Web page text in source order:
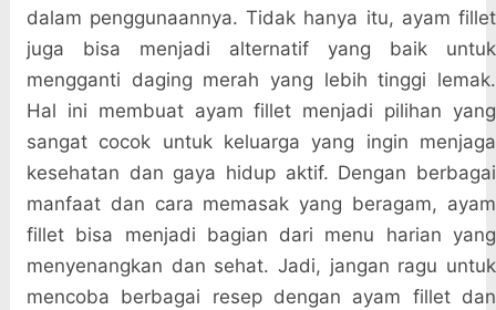
dalam penggunaannya. Tidak hanya itu, ayam fillet
juga bisa menjadi alternatif yang baik untuk
mengganti daging merah yang lebih tinggi lemak.
Hal ini membuat ayam fillet menjadi pilihan yang
sangat cocok untuk keluarga yang ingin menjaga
kesehatan dan gaya hidup aktif. Dengan berbagai
manfaat dan cara memasak yang beragam, ayam
fillet bisa menjadi bagian dari menu harian yang
menyenangkan dan sehat. Jadi, jangan ragu untuk
mencoba berbagai resep dengan ayam fillet dan